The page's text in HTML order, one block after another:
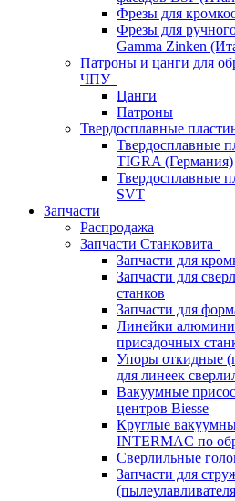
Фрезы для
Фрезы для
Gamma Zinken
Патроны и цанги для
ЧПУ
Цанги
Патроны
Твердосплавные
Твердосплавные
TIGRA (Германия)
Твердосплавные
SVT
Запчасти
Распродажа
Запчасти Станковита
Запчасти для
Запчасти для
станков
Запчасти для
Линейки
присадочных
Упоры откидные
для линеек
Вакуумные
центров Biesse
Круглые
INTERMAC по
Сверлильные
Запчасти для